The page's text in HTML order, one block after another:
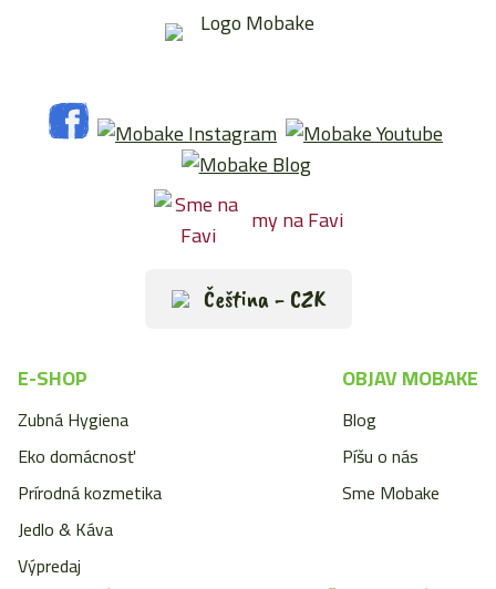
my na Favi
Čeština - CZK
E-SHOP
Zubná Hygiena
Eko domácnosť
Prírodná kozmetika
Jedlo & Káva
Výpredaj
OBJAV MOBAKE
Blog
Píšu o nás
Sme Mobake